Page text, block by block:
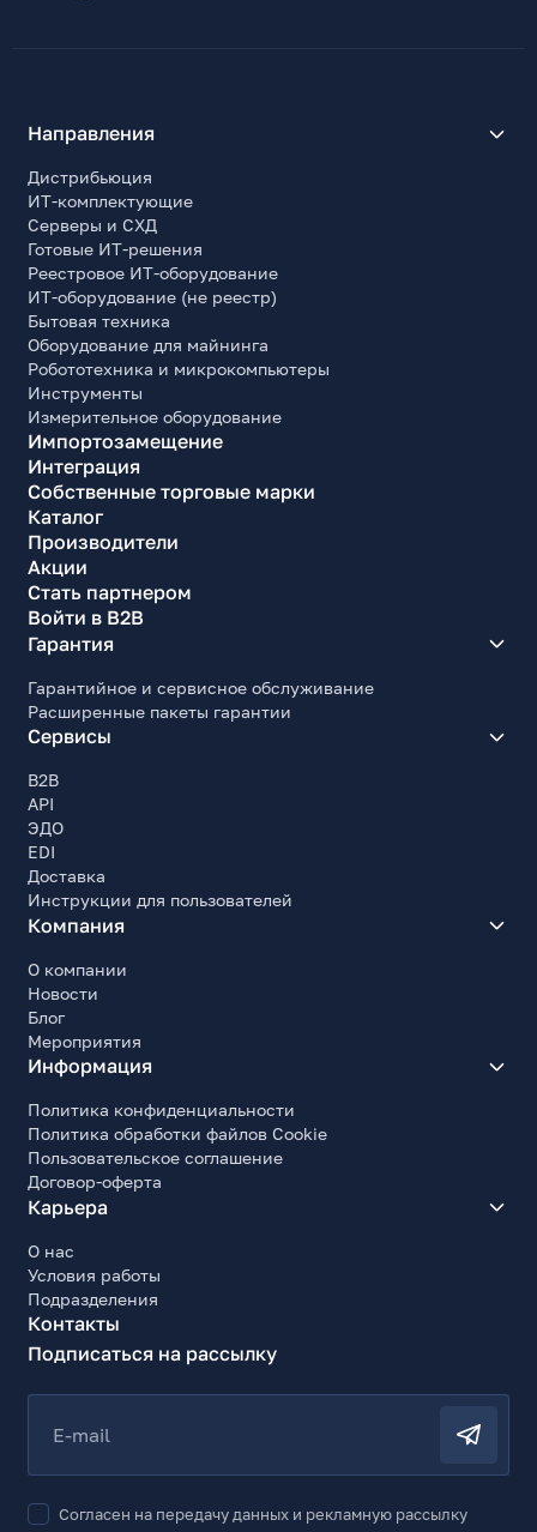
Направления
Дистрибьюция
ИТ-комплектующие
Серверы и СХД
Готовые ИТ-решения
Реестровое ИТ-оборудование
ИТ-оборудование (не реестр)
Бытовая техника
Оборудование для майнинга
Робототехника и микрокомпьютеры
Инструменты
Измерительное оборудование
Импортозамещение
Интеграция
Собственные торговые марки
Каталог
Производители
Акции
Стать партнером
Войти в B2B
Гарантия
Гарантийное и сервисное обслуживание
Расширенные пакеты гарантии
Сервисы
B2B
API
ЭДО
EDI
Доставка
Инструкции для пользователей
Компания
О компании
Новости
Блог
Мероприятия
Информация
Политика конфиденциальности
Политика обработки файлов Cookie
Пользовательское соглашение
Договор-оферта
Карьера
О нас
Условия работы
Подразделения
Контакты
Подписаться на рассылку
E-mail
Согласен на передачу данных и рекламную рассылку